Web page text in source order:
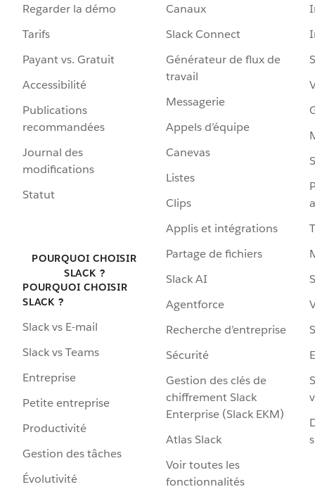
Regarder la démo
Tarifs
Payant vs. Gratuit
Accessibilité
Publications
recommandées
Journal des
modifications
Statut
POURQUOI CHOISIR
SLACK ?
POURQUOI CHOISIR
SLACK ?
Slack vs E-mail
Slack vs Teams
Entreprise
Petite entreprise
Productivité
Gestion des tâches
Évolutivité
Canaux
Slack Connect
Générateur de flux de
travail
Messagerie
Appels d’équipe
Canevas
Listes
Clips
Applis et intégrations
Partage de fichiers
Slack AI
Agentforce
Recherche d’entreprise
Sécurité
Gestion des clés de
chiffrement Slack
Enterprise (Slack EKM)
Atlas Slack
Voir toutes les
fonctionnalités